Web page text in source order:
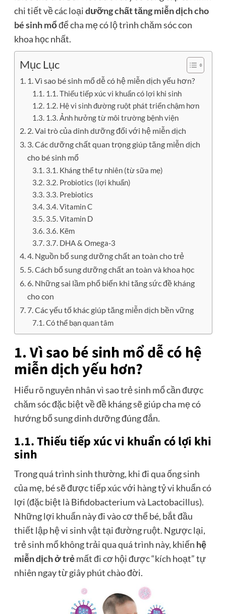
chi tiết về các loạidưỡng chất tăng miễn dịch cho
bé sinh mổđể cha mẹ có lộ trình chăm sóc con
khoa học nhất.
Mục Lục
1. Vì sao bé sinh mổ dễ có hệ miễn dịch yếu hơn?
1.1. Thiếu tiếp xúc vi khuẩn có lợi khi sinh
1.2. Hệ vi sinh đường ruột phát triển chậm hơn
1.3. Ảnh hưởng từ môi trường bệnh viện
2. Vai trò của dinh dưỡng đối với hệ miễn dịch
3. Các dưỡng chất quan trọng giúp tăng miễn dịch
cho bé sinh mổ
3.1. Kháng thể tự nhiên (từ sữa mẹ)
3.2. Probiotics (lợi khuẩn)
3.3. Prebiotics
3.4. Vitamin C
3.5. Vitamin D
3.6. Kẽm
3.7. DHA & Omega-3
4. Nguồn bổ sung dưỡng chất an toàn cho trẻ
5. Cách bổ sung dưỡng chất an toàn và khoa học
6. Những sai lầm phổ biến khi tăng sức đề kháng
cho con
7. Các yếu tố khác giúp tăng miễn dịch bền vững
Có thể bạn quan tâm
1. Vì sao bé sinh mổ dễ có hệ
miễn dịch yếu hơn?
Hiểu rõ nguyên nhân vì sao trẻ sinh mổ cần được
chăm sóc đặc biệt về đề kháng sẽ giúp cha mẹ có
hướng bổ sung dinh dưỡng đúng đắn.
1.1. Thiếu tiếp xúc vi khuẩn có lợi khi
sinh
Trong quá trình sinh thường, khi đi qua ống sinh
của mẹ, bé sẽ được tiếp xúc với hàng tỷ vi khuẩn có
lợi (đặc biệt là Bifidobacterium và Lactobacillus).
Những lợi khuẩn này đi vào cơ thể bé, bắt đầu
thiết lập hệ vi sinh vật tại đường ruột. Ngược lại,
trẻ sinh mổ không trải qua quá trình này, khiến hệ
miễn dịch ở trẻmất đi cơ hội được “kích hoạt” tự
nhiên ngay từ giây phút chào đời.